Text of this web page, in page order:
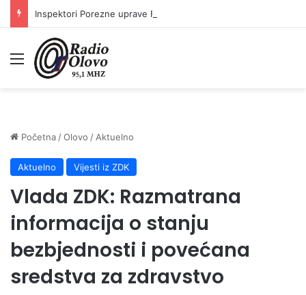
Meni
Početna /Olovo / Aktuelno
Aktuelno Vijesti iz ZDK
Vlada ZDK: Razmatrana
informacija o stanju
bezbjednosti i povećana
sredstva za zdravstvo